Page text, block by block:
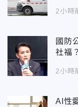
2小時
國防
社福
2小時
AI性